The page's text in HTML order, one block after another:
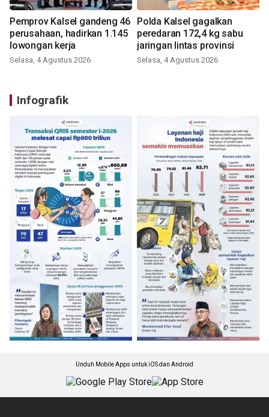
Pemprov Kalsel gandeng 46
perusahaan, hadirkan 1.145
lowongan kerja
Selasa, 4 Agustus 2026
Polda Kalsel gagalkan
peredaran 172,4 kg sabu
jaringan lintas provinsi
Selasa, 4 Agustus 2026
Infografik
Unduh Mobile Apps untuk iOS dan Android